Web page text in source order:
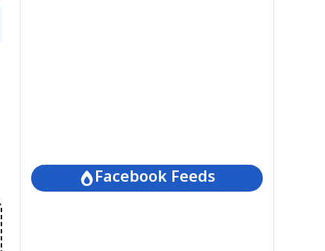
Facebook Feeds